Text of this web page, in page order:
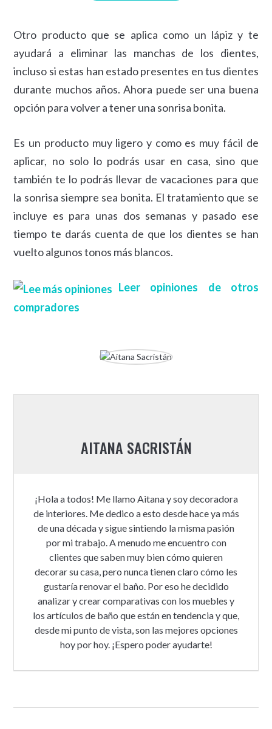
Otro producto que se aplica como un lápiz y te
ayudará a eliminar las manchas de los dientes,
incluso si estas han estado presentes en tus dientes
durante muchos años. Ahora puede ser una buena
opción para volver a tener una sonrisa bonita.
Es un producto muy ligero y como es muy fácil de
aplicar, no solo lo podrás usar en casa, sino que
también te lo podrás llevar de vacaciones para que
la sonrisa siempre sea bonita. El tratamiento que se
incluye es para unas dos semanas y pasado ese
tiempo te darás cuenta de que los dientes se han
vuelto algunos tonos más blancos.
Leer opiniones de otros
compradores
AITANA SACRISTÁN
¡Hola a todos! Me llamo Aitana y soy decoradora
de interiores. Me dedico a esto desde hace ya más
de una década y sigue sintiendo la misma pasión
por mi trabajo. A menudo me encuentro con
clientes que saben muy bien cómo quieren
decorar su casa, pero nunca tienen claro cómo les
gustaría renovar el baño. Por eso he decidido
analizar y crear comparativas con los muebles y
los artículos de baño que están en tendencia y que,
desde mi punto de vista, son las mejores opciones
hoy por hoy. ¡Espero poder ayudarte!